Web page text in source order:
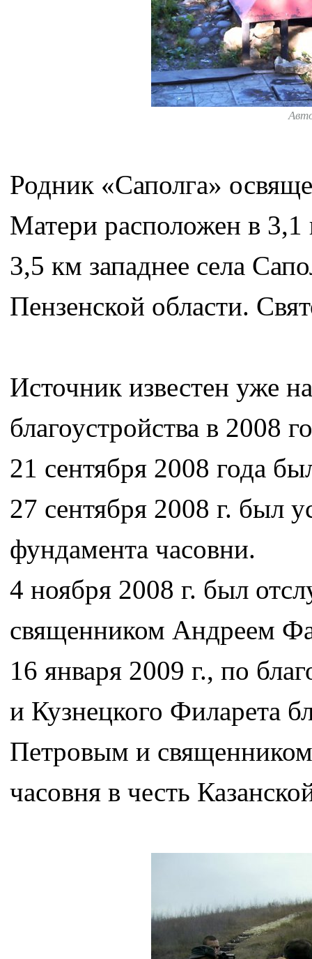
Родник «Саполга»
Матери расположен в 3,1
3,5 км западнее села
Пензенской области.
Источник известен уже
благоустройства в 2008
21 сентября 2008 года
27 сентября 2008 г. был
фундамента часовни.
4 ноября 2008 г. был
священником Андреем
16 января 2009 г., по
и Кузнецкого Филарета
Петровым и
часовня в честь